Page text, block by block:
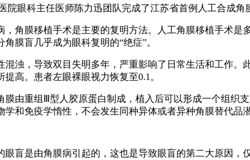
院眼科主任医师陈力迅团队完成了江苏省首例人工合成角
膜移植手术是主要的复明方法。人工角膜移植手术是
膜盲几乎成为眼科复明的“绝症”。
，导致双目失明多年，严重影响了日常生活和工作。
高。患者左眼裸眼视力恢复至0.1。
重组Ⅲ型人胶原蛋白制成，植入后可以形成一个组织
和免疫学惰性，不会发生同种异体或者异种角膜替代品
盲是由角膜病引起的，这也是导致眼盲的第二大原因，